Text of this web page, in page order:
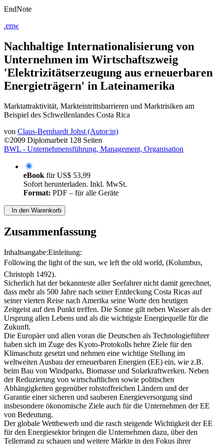
EndNote
.enw
Nachhaltige Internationalisierung von
Unternehmen im Wirtschaftszweig
'Elektrizitätserzeugung aus erneuerbaren
Energieträgern' in Lateinamerika
Marktattraktivität, Markteintrittsbarrieren und Marktrisiken am
Beispiel des Schwellenlandes Costa Rica
von Claus-Bernhardt Johst (Autor:in)
©2009 Diplomarbeit 128 Seiten
BWL - Unternehmensführung, Management, Organisation
eBook fürUS$ 53,99
Sofort herunterladen. Inkl. MwSt.
Format: PDF – für alle Geräte
In den Warenkorb
Zusammenfassung
Inhaltsangabe:Einleitung:
Following the light of the sun, we left the old world, (Kolumbus,
Christoph 1492).
Sicherlich hat der bekannteste aller Seefahrer nicht damit gerechnet,
dass mehr als 500 Jahre nach seiner Entdeckung Costa Ricas auf
seiner vierten Reise nach Amerika seine Worte den heutigen
Zeitgeist auf den Punkt treffen. Die Sonne gilt neben Wasser als der
Ursprung allen Lebens und als die wichtigste Energiequelle für die
Zukunft.
Die Europäer und allen voran die Deutschen als Technologieführer
haben sich im Zuge des Kyoto-Protokolls hehre Ziele für den
Klimaschutz gesetzt und nehmen eine wichtige Stellung im
weltweiten Ausbau der erneuerbaren Energien (EE) ein, wie z.B.
beim Bau von Windparks, Biomasse und Solarkraftwerken. Neben
der Reduzierung von wirtschaftlichen sowie politischen
Abhängigkeiten gegenüber rohstoffreichen Ländern und der
Garantie einer sicheren und sauberen Energieversorgung sind
insbesondere ökonomische Ziele auch für die Unternehmen der EE
von Bedeutung.
Der globale Wettbewerb und die rasch steigende Wichtigkeit der EE
für den Energiesektor bringen die Unternehmen dazu, über den
Tellerrand zu schauen und weitere Märkte in den Fokus ihrer